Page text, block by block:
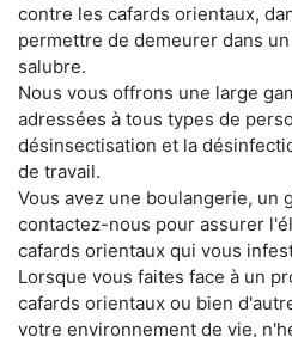
contre les cafards orientaux,
permettre de demeurer dans
salubre.
Nous vous offrons une large
adressées à tous types de
désinsectisation et la
de travail.
Vous avez une boulangerie, un
contactez-nous pour assurer
cafards orientaux qui vous
Lorsque vous faites face à un
cafards orientaux ou bien
votre environnement de vie,